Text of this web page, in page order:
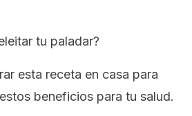
tu paladar?
esta receta en casa para
beneficios para tu salud.